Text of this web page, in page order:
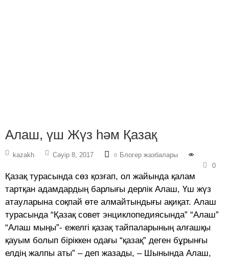
Алаш, үш Жүз һәм Қазақ
kazakh Сәуір 8, 2017
○ Блогер жазбалары
0
Қазақ турасында сөз қозғап, ол жайында қалам
тартқан адамдардың барлығы дерлік Алаш, Үш жүз
атауларына соқпай өте алмайтындығы ақиқат. Алаш
турасында “Қазақ совет энциклопедиясында” “Алаш”
“Алаш мыңы”- ежелгі қазақ тайпаларының алғашқы
қауым болып біріккен одағы “қазақ” деген бұрынғы
елдің жалпы аты” – деп жазады, – Шынында Алаш,